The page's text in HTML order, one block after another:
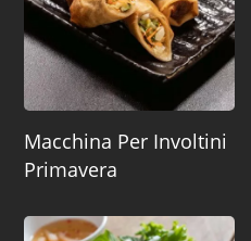
Macchina Per Involtini
Primavera